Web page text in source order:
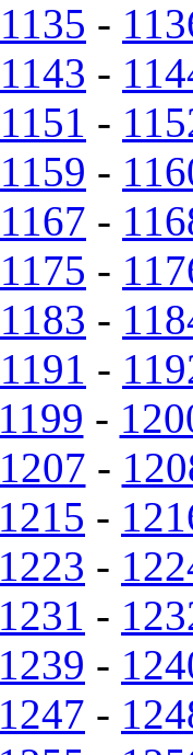
1135 -
1143 -
1151 -
1159 -
1167 -
1175 -
1183 -
1191 -
1199 -
1207 -
1215 -
1223 -
1231 -
1239 -
1247 -